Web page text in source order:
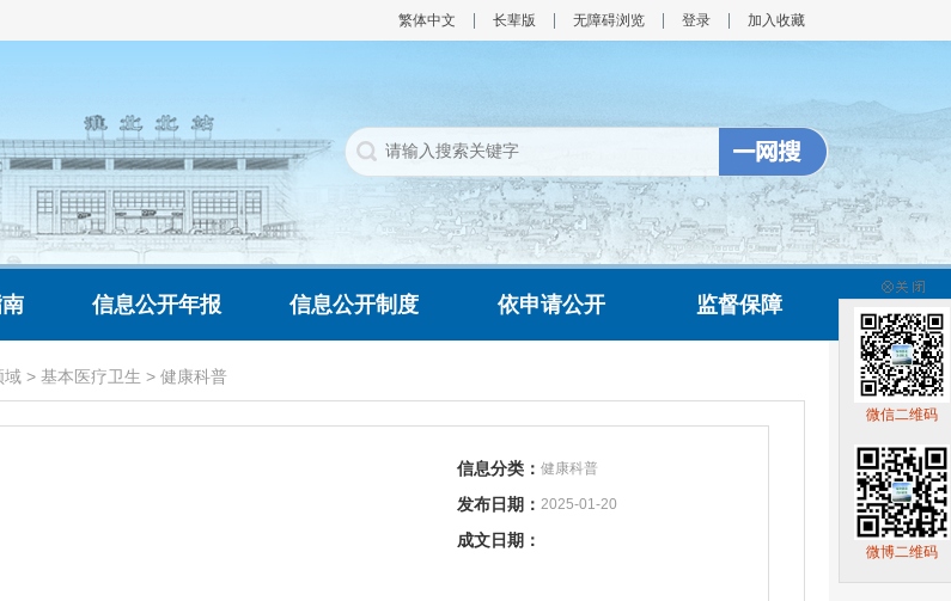
繁体中文 长辈版 无障碍浏览 登录 加入收藏
信息公开年报 信息公开制度 依申请公开 监督保障
域 > 基本医疗卫生 > 健康科普
信息分类： 健康科普
发布日期： 2025-01-20
成文日期：
微信二维码
微博二维码